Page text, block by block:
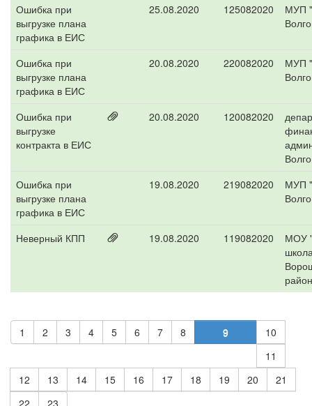
Ошибка при
выгрузке плана
графика в ЕИС
25.08.2020 125082020
МУП
Ошибка при
выгрузке плана
графика в ЕИС
20.08.2020 220082020
МУП
Ошибка при
выгрузке
контракта в ЕИС
20.08.2020 120082020
Ошибка при
выгрузке плана
графика в ЕИС
19.08.2020 219082020
МУП
Неверный КПП 19.08.2020 119082020
МОУ
1 2 3 4 5 6 7 8 9
10
11
12
13 14 15 16 17 18 19 20
21
22
23